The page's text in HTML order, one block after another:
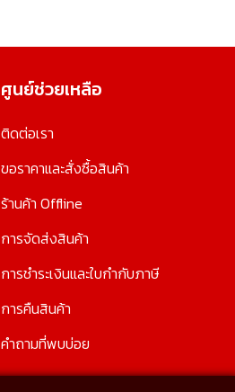
ศูนย์ช่วยเหลือ
ติดต่อเรา
ขอราคาและสั่งซื้อสินค้า
ร้านค้า Offline
การจัดส่งสินค้า
การชำระเงินและใบกำกับภาษี
การคืนสินค้า
คำถามที่พบบ่อย